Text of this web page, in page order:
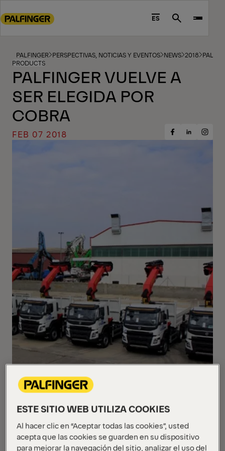
to
footer
content
ES Search
PALFINGER PERSPECTIVAS, NOTICIAS Y EVENTOS NEWS 2018
PRODUCTS
PALFINGER VUELVE A
SER ELEGIDA POR
COBRA
FEB 07 2018
ShareShareShare
PALFINGER ha podido volver a colaborar con el
ESTE SITIO WEB UTILIZA COOKIES
Al hacer clic en “Aceptar todas las cookies”, usted
acepta que las cookies se guarden en su dispositivo
para mejorar la navegación del sitio, analizar el uso del